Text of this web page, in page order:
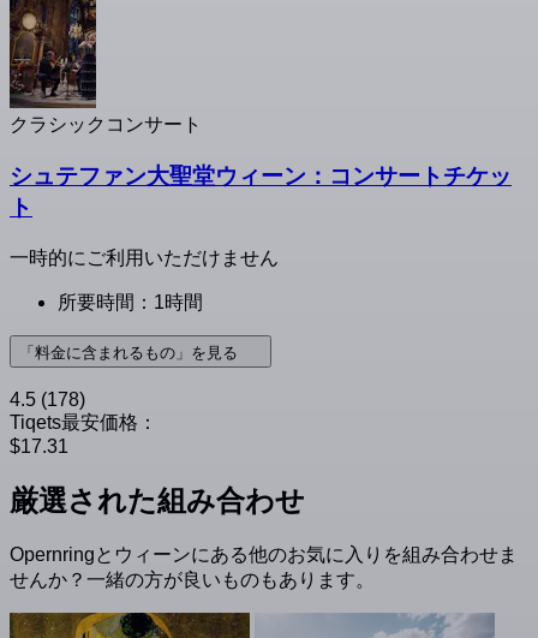
クラシックコンサート
シュテファン大聖堂ウィーン：コンサートチケッ
ト
一時的にご利用いただけません
所要時間：1時間
「料金に含まれるもの」を見る
4.5 (178)
Tiqets最安価格：
$17.31
厳選された組み合わせ
Opernringとウィーンにある他のお気に入りを組み合わせま
せんか？一緒の方が良いものもあります。